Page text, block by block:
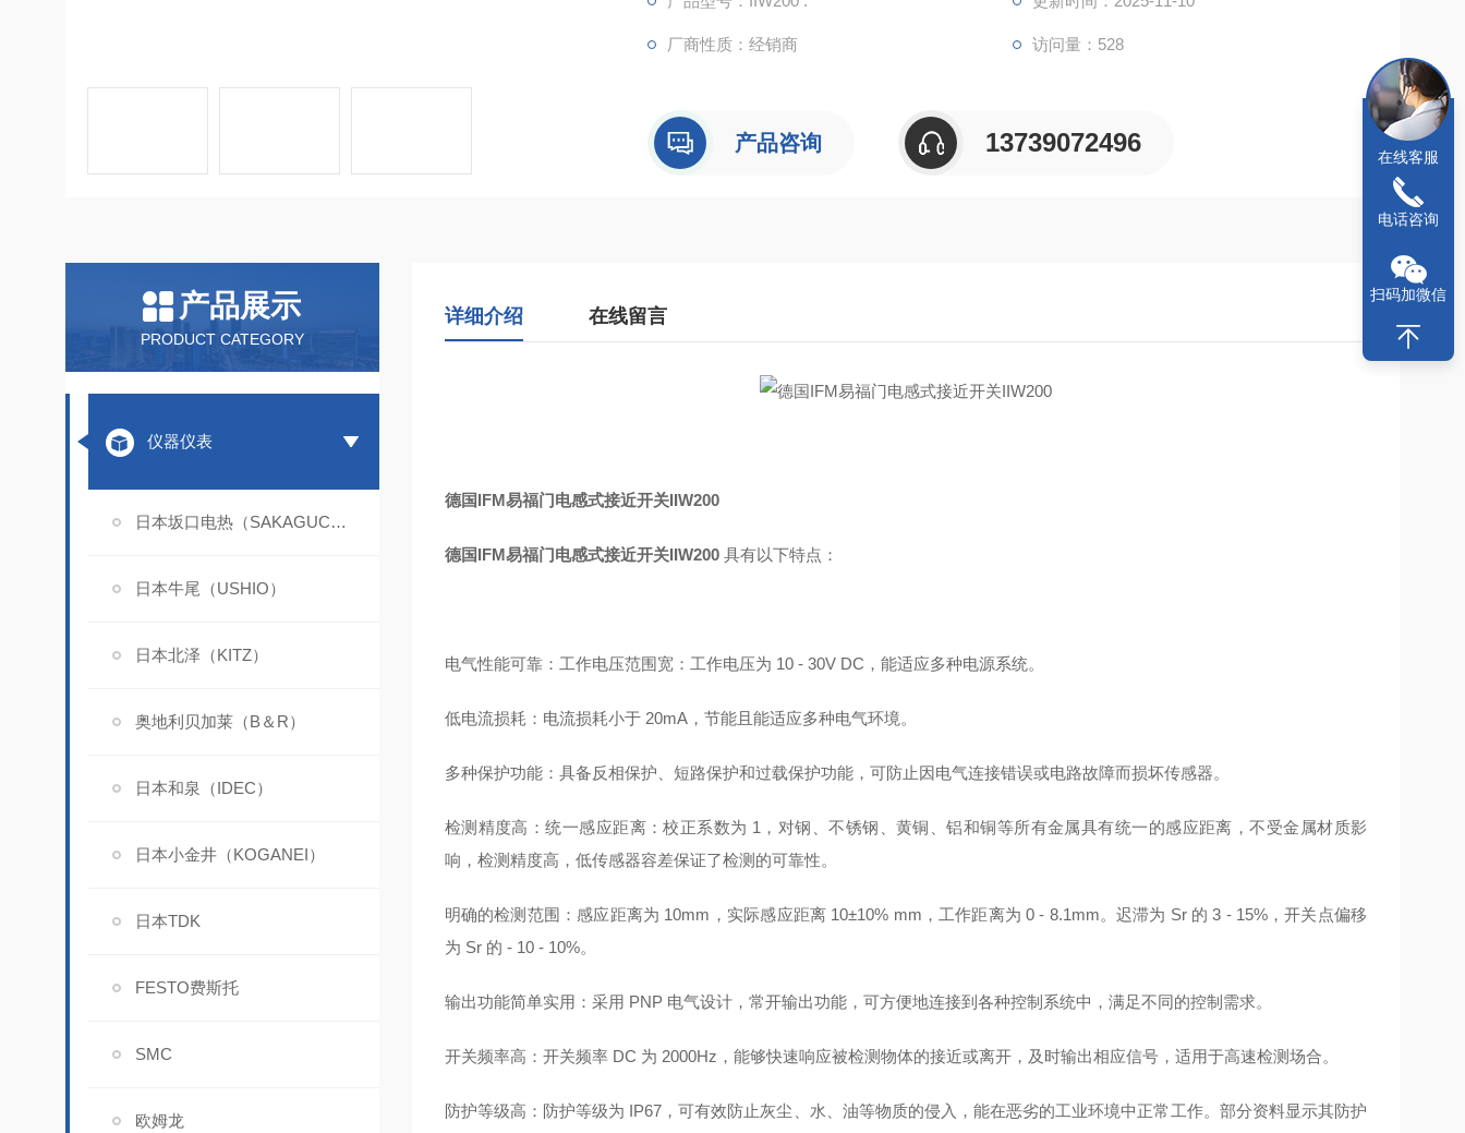
低电流损耗：电流损耗小于 20mA，节能且能适应多种电气环境。
坏传感器。
厂商性质：经销商 访问量：528
产品咨询 13739072496
产品展示
PRODUCT CATEGORY
仪器仪表
日本坂口电热（SAKAGUCHI）
日本牛尾（USHIO）
日本北泽（KITZ）
奥地利贝加莱（B＆R）
日本和泉（IDEC）
日本小金井（KOGANEI）
日本TDK
FESTO费斯托
SMC
欧姆龙
详细介绍 在线留言
德国IFM易福门电感式接近开关IIW200
德国IFM易福门电感式接近开关IIW200具有以下特点：
电气性能可靠：工作电压范围宽：工作电压为 10 - 30V DC，能适应多种电源系统。
低电流损耗：电流损耗小于 20mA，节能且能适应多种电气环境。
多种保护功能：具备反相保护、短路保护和过载保护功能，可防止因电气连接错误或电路故障而损坏传感器。
检测精度高：统一感应距离：校正系数为 1，对钢、不锈钢、黄铜、铝和铜等所有金属具有统一的感应距离，不受金属材质影
响，检测精度高，低传感器容差保证了检测的可靠性。
明确的检测范围：感应距离为 10mm，实际感应距离 10±10% mm，工作距离为 0 - 8.1mm。迟滞为 Sr 的 3 - 15%，开关点偏移
为 Sr 的 - 10 - 10%。
输出功能简单实用：采用 PNP 电气设计，常开输出功能，可方便地连接到各种控制系统中，满足不同的控制需求。
开关频率高：开关频率 DC 为 2000Hz，能够快速响应被检测物体的接近或离开，及时输出相应信号，适用于高速检测场合。
防护等级高：防护等级为 IP67，可有效防止灰尘、水、油等物质的侵入，能在恶劣的工业环境中正常工作。部分资料显示其防护
在线客服
电话咨询
扫码加微信